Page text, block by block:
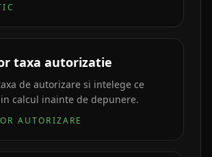
taxa autorizatie
de autorizare si intelege ce
calcul inainte de depunere.
AUTORIZARE